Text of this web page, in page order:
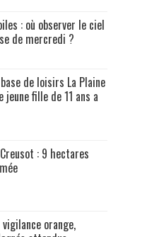
: où observer le ciel
de mercredi ?
de loisirs La Plaine
jeune fille de 11 ans a
: 9 hectares
vigilance orange,